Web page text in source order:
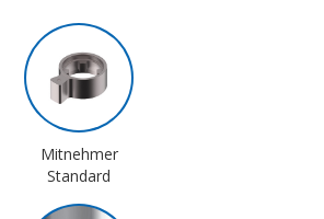
Mitnehmer
Standard